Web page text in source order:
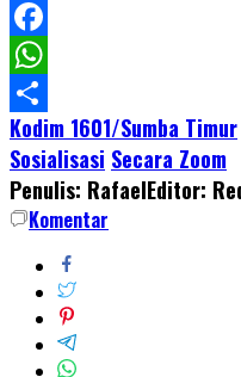
LinkedIn
Facebook
WhatsApp
Share
Kodim 1601/Sumba Timur
Sosialisasi Secara Zoom
Penulis: RafaelEditor:
Komentar